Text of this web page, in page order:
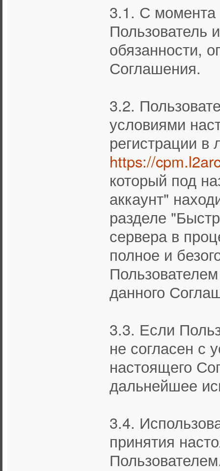
3.1. С момента
Пользователь
обязанности,
Соглашения.
3.2.
условиями
регистрации в
https://
который под
аккаунт"
разделе
сервера в
полное и
данного
3.3. Если
не согласен с
настоящего
дальнейшее
3.4.
принятия